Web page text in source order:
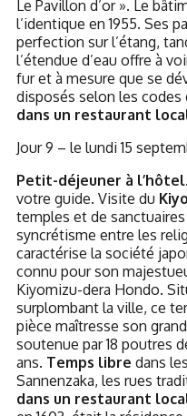
Le Pavillon d’or ». Le
l’identique en 1955. Ses
perfection sur l’étang,
l’étendue d’eau offre à
fur et à mesure que se
disposés selon les codes
dans un restaurant
Jour 9 – le lundi 15
Petit-déjeuner à l’hôtel.
votre guide. Visite du
temples et de
syncrétisme entre les
caractérise la société
connu pour son
Kiyomizu-dera Hondo.
surplombant la ville, ce
pièce maîtresse son
soutenue par 18 poutres
ans. Temps libre dans
Sannenzaka, les rues
dans un restaurant